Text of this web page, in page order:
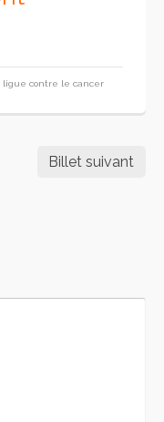
ligue contre le cancer
Billet suivant